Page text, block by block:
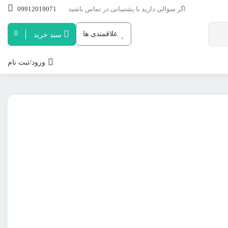
اگر سوالی دارید با پشتیبانی در تماس باشید 09912019071
علاقمندی ها سبد خرید 0
ورود/ثبت نام